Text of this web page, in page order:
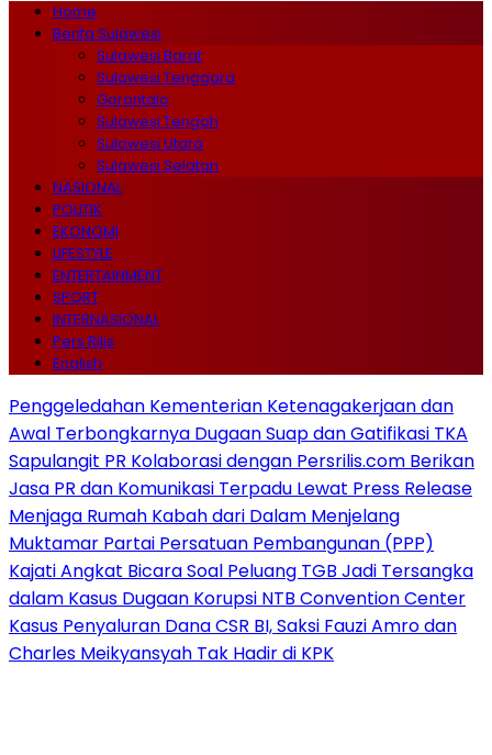
Home
Berita Sulawesi
Sulawesi Barat
Sulawesi Tenggara
Gorontalo
Sulawesi Tengah
Sulawesi Utara
Sulawesi Selatan
NASIONAL
POLITIK
EKONOMI
LIFESTYLE
ENTERTAINMENT
SPORT
INTERNASIONAL
Pers Rilis
English
Penggeledahan Kementerian Ketenagakerjaan dan
Awal Terbongkarnya Dugaan Suap dan Gatifikasi TKA
Sapulangit PR Kolaborasi dengan Persrilis.com Berikan
Jasa PR dan Komunikasi Terpadu Lewat Press Release
Menjaga Rumah Kabah dari Dalam Menjelang
Muktamar Partai Persatuan Pembangunan (PPP)
Kajati Angkat Bicara Soal Peluang TGB Jadi Tersangka
dalam Kasus Dugaan Korupsi NTB Convention Center
Kasus Penyaluran Dana CSR BI, Saksi Fauzi Amro dan
Charles Meikyansyah Tak Hadir di KPK